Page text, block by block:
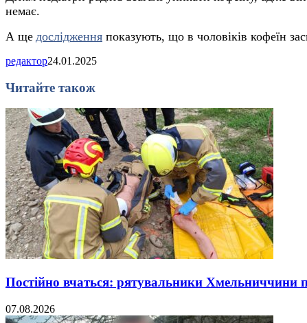
немає.
А ще дослідження показують, що в чоловіків кофеїн
редактор24.01.2025
Читайте також
Постійно вчаться: рятувальники
07.08.2026